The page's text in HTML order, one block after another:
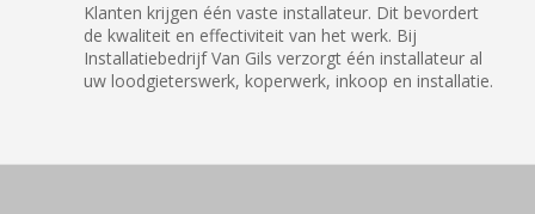
Klanten krijgen één vaste installateur. Dit bevordert
de kwaliteit en effectiviteit van het werk. Bij
Installatiebedrijf Van Gils verzorgt één installateur al
uw loodgieterswerk, koperwerk, inkoop en installatie.